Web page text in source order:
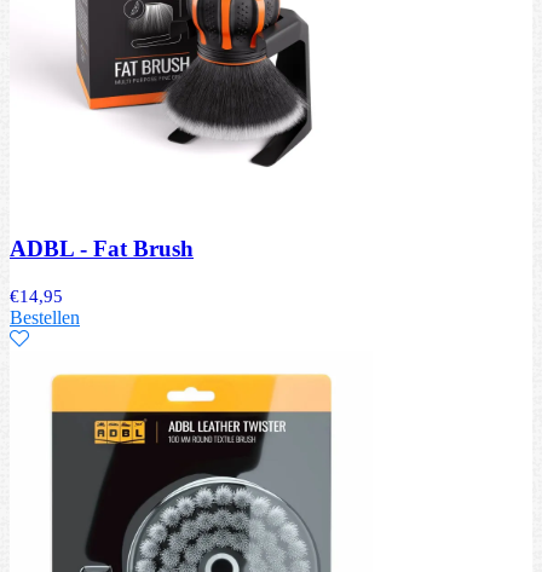
ADBL - Fat Brush
€14,95
Bestellen